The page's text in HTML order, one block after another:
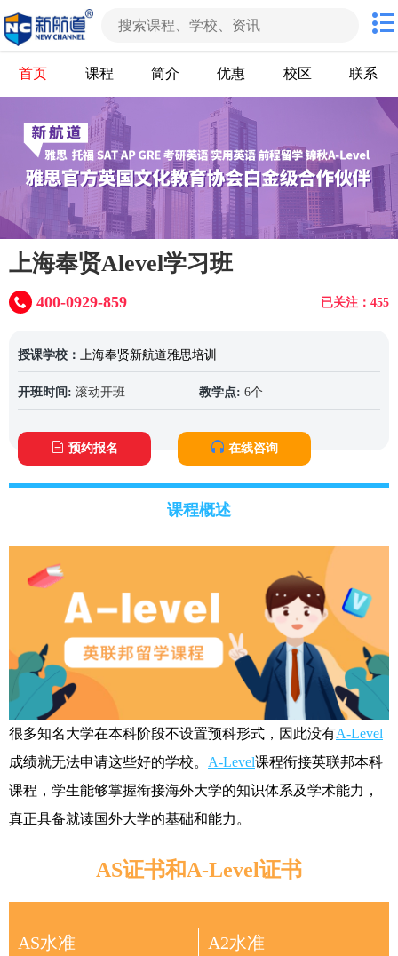
首页 课程 简介 优惠 校区 联系
上海奉贤Alevel学习班
已关注：455
400-0929-859
授课学校： 上海奉贤新航道雅思培训
开班时间: 滚动开班 教学点: 6个
预约报名 在线咨询
课程概述
很多知名大学在本科阶段不设置预科形式，因此没有A-Level
成绩就无法申请这些好的学校。 A-Level课程衔接英联邦本科
课程，学生能够掌握衔接海外大学的知识体系及学术能力，
真正具备就读国外大学的基础和能力。
AS证书和A-Level证书
AS水准 A2水准